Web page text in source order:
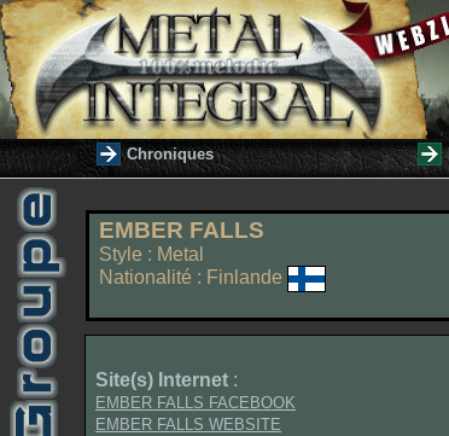
Chroniques
EMBER FALLS
Style : Metal
Nationalité : Finlande
Site(s) Internet :
EMBER FALLS FACEBOOK
EMBER FALLS WEBSITE